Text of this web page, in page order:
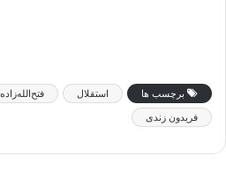
برچسب ها استقلال فتح‌الله‌زاده
فریدون زندی